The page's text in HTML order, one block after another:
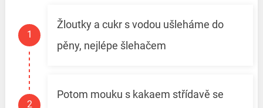
Žloutky a cukr s vodou ušleháme do
pěny, nejlépe šlehačem
Potom mouku s kakaem střídavě se